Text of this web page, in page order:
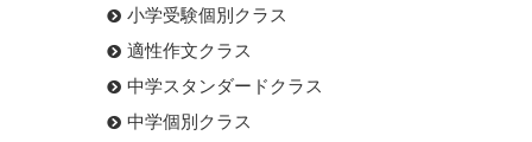
小学受験個別クラス
適性作文クラス
中学スタンダードクラス
中学個別クラス